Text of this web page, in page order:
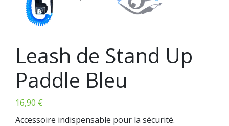
Leash de Stand Up
Paddle Bleu
16,90 €
Accessoire indispensable pour la sécurité.